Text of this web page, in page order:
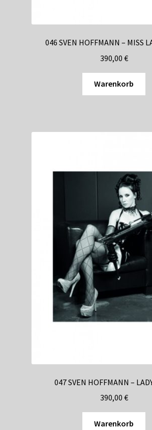
046 SVEN HOFFMANN – MISS
390,00 €
Warenkorb
047 SVEN HOFFMANN –
390,00 €
Warenkorb